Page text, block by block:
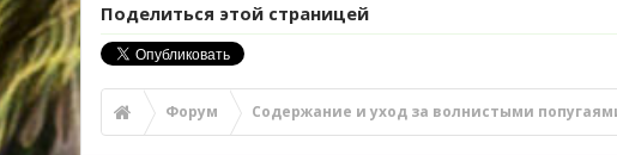
Поделиться этой страницей
Форум Содержание и уход за волнистыми